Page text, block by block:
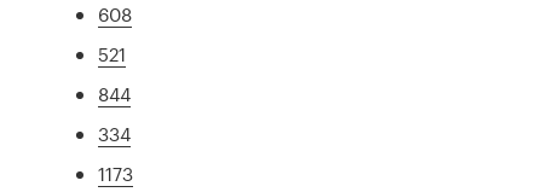
608
521
844
334
1173